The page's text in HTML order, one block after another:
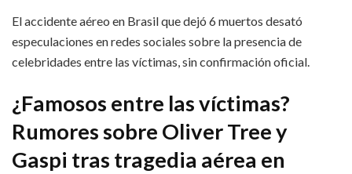
El accidente aéreo en Brasil que dejó 6 muertos desató
especulaciones en redes sociales sobre la presencia de
celebridades entre las víctimas, sin confirmación oficial.
¿Famosos entre las víctimas?
Rumores sobre Oliver Tree y
Gaspi tras tragedia aérea en